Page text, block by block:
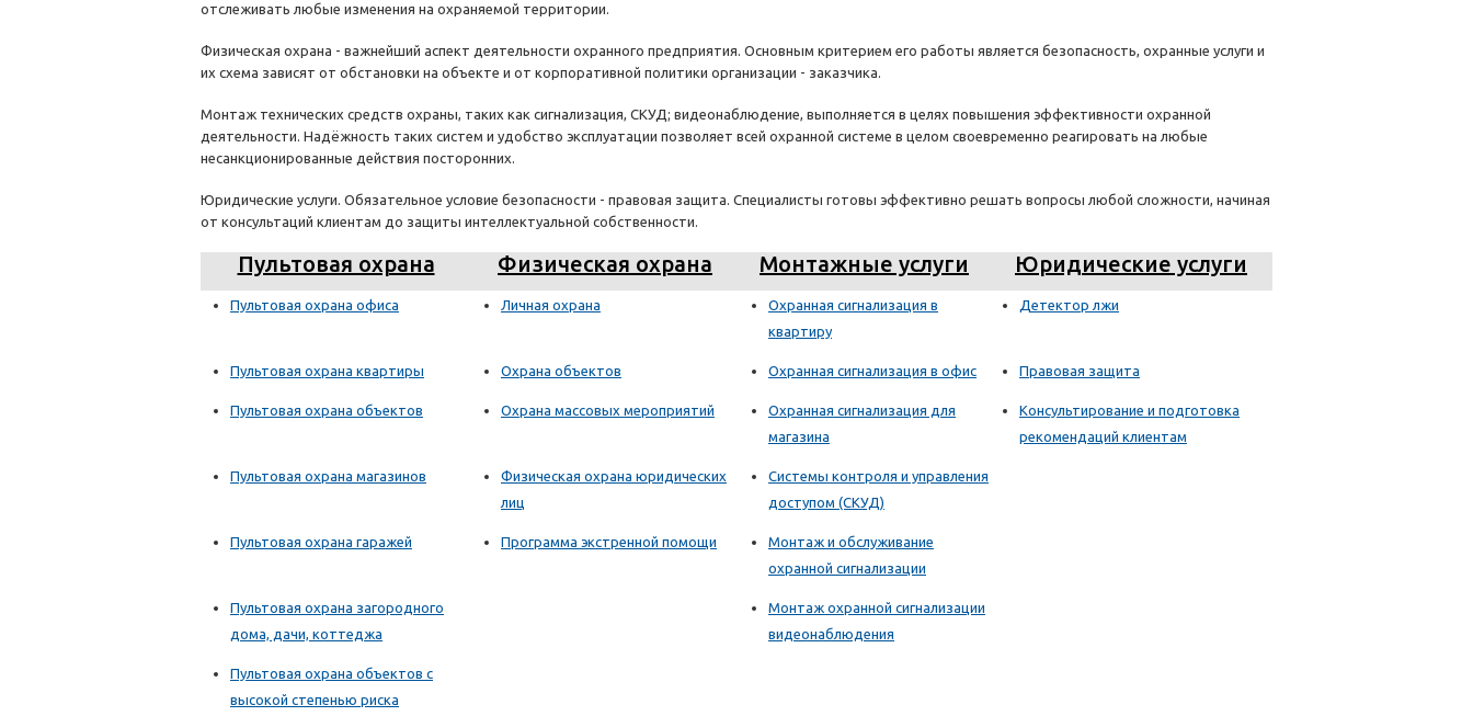
отслеживать любые изменения на охраняемой территории.
Физическая охрана - важнейший аспект деятельности охранного предприятия. Основным критерием его работы является безопасность, охранные услуги и
их схема зависят от обстановки на объекте и от корпоративной политики организации - заказчика.
Монтаж технических средств охраны, таких как сигнализация, СКУД; видеонаблюдение, выполняется в целях повышения эффективности охранной
деятельности. Надёжность таких систем и удобство эксплуатации позволяет всей охранной системе в целом своевременно реагировать на любые
несанкционированные действия посторонних.
Юридические услуги. Обязательное условие безопасности - правовая защита. Специалисты готовы эффективно решать вопросы любой сложности, начиная
от консультаций клиентам до защиты интеллектуальной собственности.
Пультовая охрана Физическая охрана Монтажные услуги Юридические услуги
Пультовая охрана офиса Личная охрана
Охранная сигнализация в
квартиру
Детектор лжи
Пультовая охрана квартиры Охрана объектов Охранная сигнализация в офис Правовая защита
Пультовая охрана объектов Охрана массовых мероприятий
Охранная сигнализация для
магазина
Консультирование и подготовка
рекомендаций клиентам
Пультовая охрана магазинов
Физическая охрана юридических
лиц
Системы контроля и управления
доступом (СКУД)
Пультовая охрана гаражей Программа экстренной помощи
Монтаж и обслуживание
охранной сигнализации
Пультовая охрана загородного
дома, дачи, коттеджа
Монтаж охранной сигнализации
видеонаблюдения
Пультовая охрана объектов с
высокой степенью риска